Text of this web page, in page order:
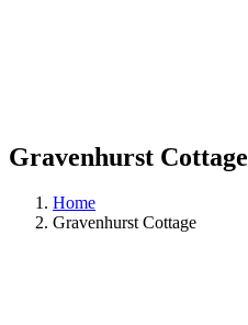
Gravenhurst Cottage
Home
Gravenhurst Cottage